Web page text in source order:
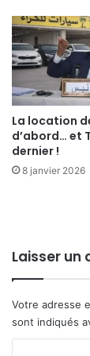
La location
d’abord… et
dernier !
8 janvier 2026
Laisser
Votre adresse
sont indiqués